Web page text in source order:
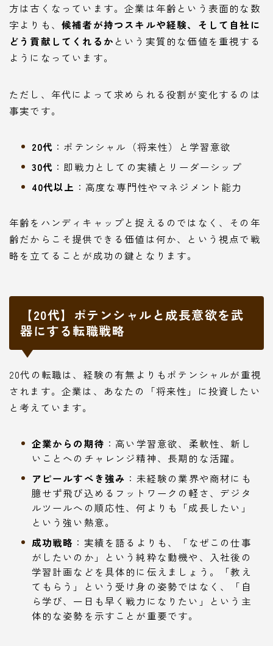
方は古くなっています。企業は年齢という表面的な数
字よりも、 候補者が持つスキルや経験、そして自社に
どう貢献してくれるか という実質的な価値を重視する
ようになっています。
ただし、年代によって求められる役割が変化するのは
事実です。
20代 ：ポテンシャル（将来性）と学習意欲
30代 ：即戦力としての実績とリーダーシップ
40代以上 ：高度な専門性やマネジメント能力
年齢をハンディキャップと捉えるのではなく、その年
齢だからこそ提供できる価値は何か、という視点で戦
略を立てることが成功の鍵となります。
【20代】ポテンシャルと成長意欲を武
器にする転職戦略
20代の転職は、経験の有無よりもポテンシャルが重視
されます。企業は、あなたの「将来性」に投資したい
と考えています。
企業からの期待 ：高い学習意欲、柔軟性、新し
いことへのチャレンジ精神、長期的な活躍。
アピールすべき強み ：未経験の業界や商材にも
臆せず飛び込めるフットワークの軽さ、デジタ
ルツールへの順応性、何よりも「成長したい」
という強い熱意。
成功戦略 ：実績を語るよりも、「なぜこの仕事
がしたいのか」という純粋な動機や、入社後の
学習計画などを具体的に伝えましょう。「教え
てもらう」という受け身の姿勢ではなく、「自
ら学び、一日も早く戦力になりたい」という主
体的な姿勢を示すことが重要です。